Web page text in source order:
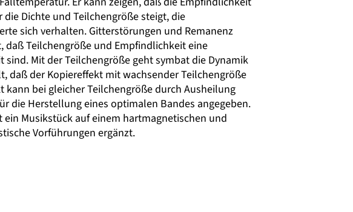
Dichte und Teilchengröße steigt, die
sich verhalten. Gitterstörungen und Remanenz
daß Teilchengröße und Empfindlichkeit eine
Mit der Teilchengröße geht symbat die Dynamik
daß der Kopiereffekt mit wachsender Teilchengröße
bei gleicher Teilchengröße durch Ausheilung
die Herstellung eines optimalen Bandes angegeben.
Musikstück auf einem hartmagnetischen und
Vorführungen ergänzt.